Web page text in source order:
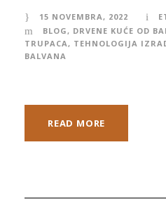
15 NOVEMBRA, 2022
BLOG , DRVENE KUĆE OD
TRUPACA , TEHNOLOGIJA
BALVANA
READ MORE